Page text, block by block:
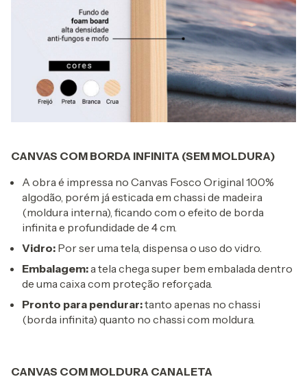
CANVAS COM BORDA INFINITA (SEM MOLDURA)
A obra é impressa no Canvas Fosco Original 100%
algodão, porém já esticada em chassi de madeira
(moldura interna), ficando com o efeito de borda
infinita e profundidade de 4 cm.
Vidro: Por ser uma tela, dispensa o uso do vidro.
Embalagem:a tela chega super bem embalada dentro
de uma caixa com proteção reforçada.
Pronto para pendurar:tanto apenas no chassi
(borda infinita) quanto no chassi com moldura.
CANVAS COM MOLDURA CANALETA